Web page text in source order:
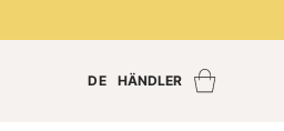
DE HÄNDLER